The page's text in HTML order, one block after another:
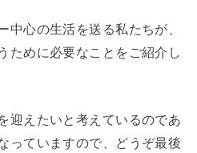
中心の生活を送る私たちが、
ために必要なことをご紹介し
迎えたいと考えているのであ
っていますので、どうぞ最後